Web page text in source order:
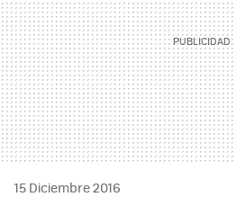
15 Diciembre 2016